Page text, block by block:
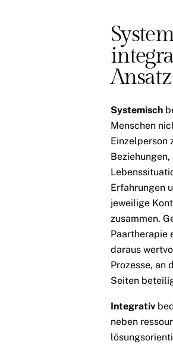
Ansatz
Systemisch
Menschen
Einzelperson
Erfahrungen
jeweilige
zusammen.
Paartherapie
daraus
Prozesse, an
Seiten
Integrativ
neben